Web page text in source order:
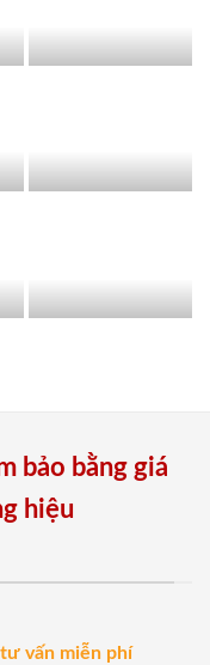
bảo bằng giá
hiệu
vấn miễn phí